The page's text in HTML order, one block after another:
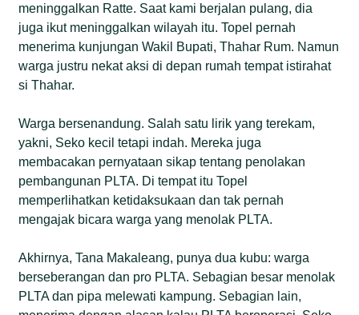
meninggalkan Ratte. Saat kami berjalan pulang, dia
juga ikut meninggalkan wilayah itu. Topel pernah
menerima kunjungan Wakil Bupati, Thahar Rum. Namun
warga justru nekat aksi di depan rumah tempat istirahat
si Thahar.
Warga bersenandung. Salah satu lirik yang terekam,
yakni, Seko kecil tetapi indah. Mereka juga
membacakan pernyataan sikap tentang penolakan
pembangunan PLTA. Di tempat itu Topel
memperlihatkan ketidaksukaan dan tak pernah
mengajak bicara warga yang menolak PLTA.
Akhirnya, Tana Makaleang, punya dua kubu: warga
berseberangan dan pro PLTA. Sebagian besar menolak
PLTA dan pipa melewati kampung. Sebagian lain,